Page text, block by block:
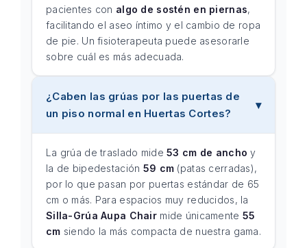
pacientes con algo de sostén en piernas,
facilitando el aseo íntimo y el cambio de ropa
de pie. Un fisioterapeuta puede asesorarle
sobre cuál es más adecuada.
¿Caben las grúas por las puertas de
un piso normal en Huertas Cortes?
La grúa de traslado mide53 cm de ancho y
la de bipedestación 59 cm (patas cerradas),
por lo que pasan por puertas estándar de 65
cm o más. Para espacios muy reducidos, la
Silla-Grúa Aupa Chair mide únicamente 55
cm siendo la más compacta de nuestra gama.